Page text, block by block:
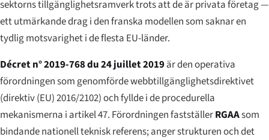
sektorns tillgänglighetsramverk trots att de är privata företag —
ett utmärkande drag i den franska modellen som saknar en
tydlig motsvarighet i de flesta EU-länder.
Décret n° 2019-768 du 24 juillet 2019är den operativa
förordningen som genomförde webbtillgänglighetsdirektivet
(direktiv (EU) 2016/2102) och fyllde i de procedurella
mekanismerna i artikel 47. Förordningen fastställerRGAAsom
bindande nationell teknisk referens; anger strukturen och det